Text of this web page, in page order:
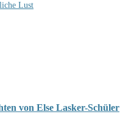
Lust
von Else Lasker-Schüler